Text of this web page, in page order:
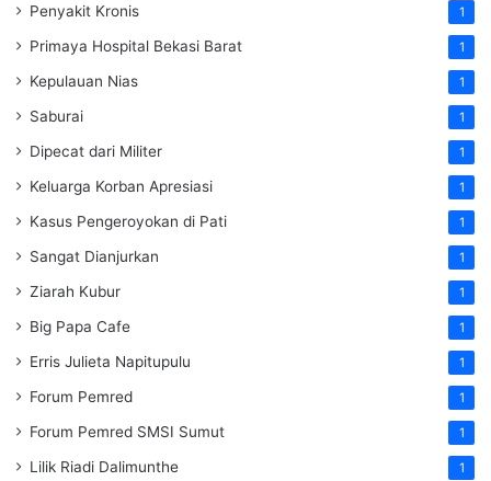
Penyakit Kronis 1
Primaya Hospital Bekasi Barat 1
Kepulauan Nias 1
Saburai 1
Dipecat dari Militer 1
Keluarga Korban Apresiasi 1
Kasus Pengeroyokan di Pati 1
Sangat Dianjurkan 1
Ziarah Kubur 1
Big Papa Cafe 1
Erris Julieta Napitupulu 1
Forum Pemred 1
Forum Pemred SMSI Sumut 1
Lilik Riadi Dalimunthe 1